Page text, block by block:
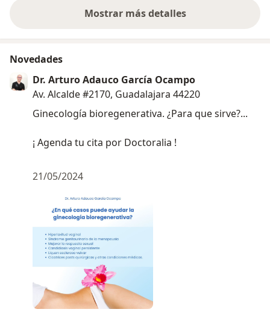
Mostrar más detalles
sobre la experiencia
Novedades
Dr. Arturo Adauco García Ocampo
Av. Alcalde #2170, Guadalajara 44220
Ginecología bioregenerativa. ¿Para que sirve?...
¡ Agenda tu cita por Doctoralia !
21/05/2024